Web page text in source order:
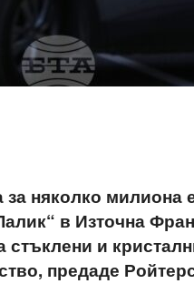
няколко милиона
в Източна
и
предаде